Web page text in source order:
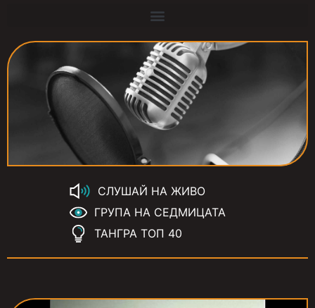
СЛУШАЙ НА ЖИВО
ГРУПА НА СЕДМИЦАТА
ТАНГРА ТОП 40